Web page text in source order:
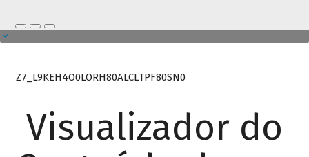
Z7_L9KEH4O0LORH80ALCLTPF80SN0
Visualizador do